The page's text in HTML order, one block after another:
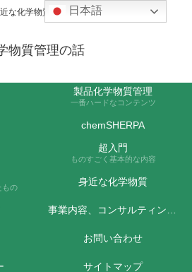
な化学物質などの話題を取り上げます
物質管理の話
製品化学物質管理
一番ハードなコンテンツ
chemSHERPA
超入門
ものすごく基本的な内容
もの 身近な化学物質
事業内容、コンサルティング料金など
お問い合わせ
サイトマップ
日本語